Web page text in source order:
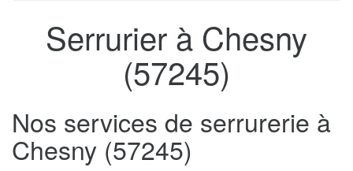
Serrurier à Chesny
(57245)
Nos services de serrurerie à
Chesny (57245)